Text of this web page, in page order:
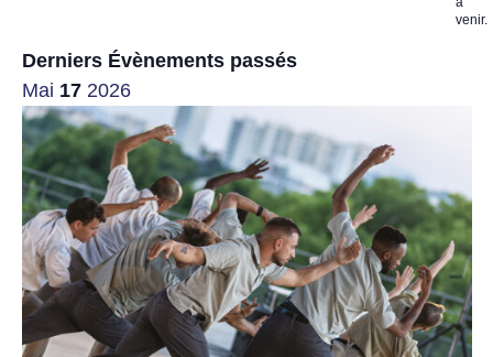
venir.
de
vues
Évènements
vues
Évènement
date.
Derniers Évènements passés
Mai 17 2026